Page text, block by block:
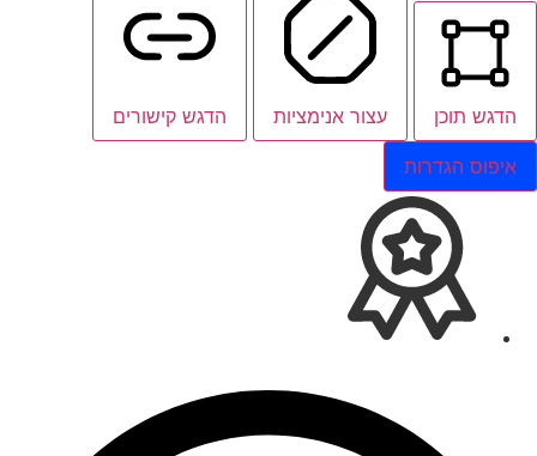
הדגש תוכן עצור אנימציות הדגש קישורים
איפוס הגדרות